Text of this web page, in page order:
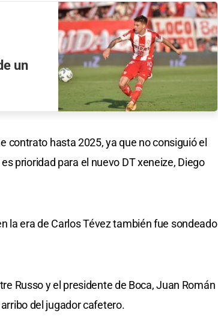
un
contrato hasta 2025, ya que no consiguió el
prioridad para el nuevo DT xeneize, Diego
la era de Carlos Tévez también fue sondeado
Russo y el presidente de Boca, Juan Román
del jugador cafetero.